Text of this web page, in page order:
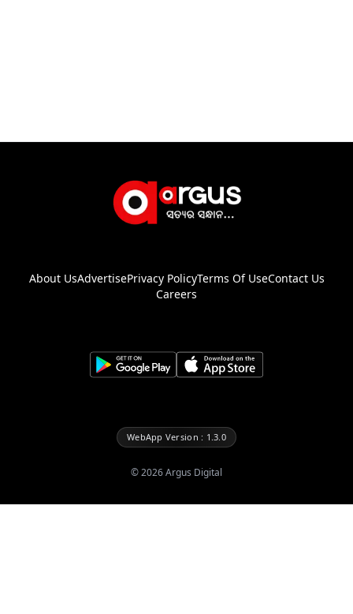
About UsAdvertisePrivacy PolicyTerms Of UseContact Us
Careers
WebApp Version : 1.3.0
©2026Argus Digital